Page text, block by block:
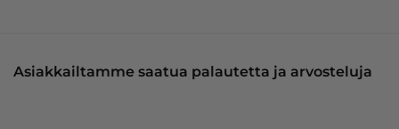
Asiakkailtamme saatua palautetta ja arvosteluja